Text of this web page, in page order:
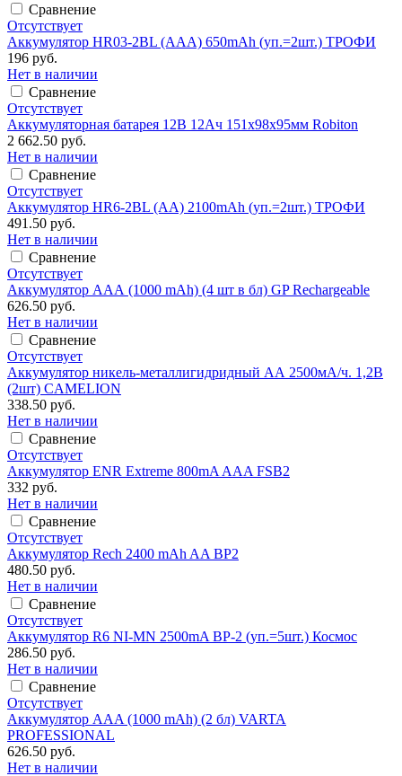
Сравнение
Отсутствует
Аккумулятор HR03-2BL (ААА) 650mAh (уп.=2шт.) ТРОФИ
196 руб.
Нет в наличии
Сравнение
Отсутствует
Аккумуляторная батарея 12В 12Ач 151х98х95мм Robiton
2 662.50 руб.
Нет в наличии
Сравнение
Отсутствует
Аккумулятор HR6-2BL (АА) 2100mAh (уп.=2шт.) ТРОФИ
491.50 руб.
Нет в наличии
Сравнение
Отсутствует
Аккумулятор AAА (1000 mAh) (4 шт в бл) GP Rechargeable
626.50 руб.
Нет в наличии
Сравнение
Отсутствует
Аккумулятор никель-металлигидридный АА 2500мА/ч. 1,2В
(2шт) CAMELION
338.50 руб.
Нет в наличии
Сравнение
Отсутствует
Аккумулятор ENR Extreme 800mA AAA FSB2
332 руб.
Нет в наличии
Сравнение
Отсутствует
Аккумулятор Rech 2400 mAh AA BP2
480.50 руб.
Нет в наличии
Сравнение
Отсутствует
Аккумулятор R6 NI-MN 2500mA BP-2 (уп.=5шт.) Космос
286.50 руб.
Нет в наличии
Сравнение
Отсутствует
Аккумулятор AAA (1000 mAh) (2 бл) VARTA
PROFESSIONAL
626.50 руб.
Нет в наличии